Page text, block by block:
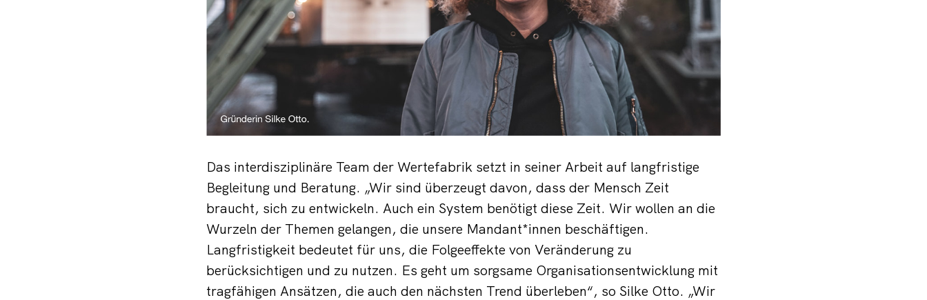
Das interdisziplinäre Team der Wertefabrik setzt in seiner Arbeit auf langfristige
Begleitung und Beratung. „Wir sind überzeugt davon, dass der Mensch Zeit
braucht, sich zu entwickeln. Auch ein System benötigt diese Zeit. Wir wollen an die
Wurzeln der Themen gelangen, die unsere Mandant*innen beschäftigen.
Langfristigkeit bedeutet für uns, die Folgeeffekte von Veränderung zu
berücksichtigen und zu nutzen. Es geht um sorgsame Organisationsentwicklung mit
tragfähigen Ansätzen, die auch den nächsten Trend überleben“, so Silke Otto. „Wir